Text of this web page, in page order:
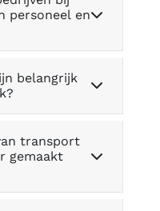
personeel en
belangrijk
transport
gemaakt